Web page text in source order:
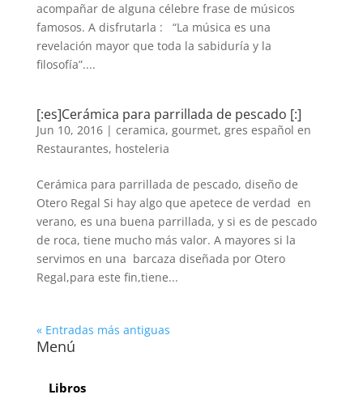
acompañar de alguna célebre frase de músicos
famosos. A disfrutarla : “La música es una
revelación mayor que toda la sabiduría y la
filosofía”....
[:es]Cerámica para parrillada de pescado [:]
Jun 10, 2016| ceramica, gourmet, gres español en
Restaurantes, hosteleria
Cerámica para parrillada de pescado, diseño de
Otero Regal Si hay algo que apetece de verdad en
verano, es una buena parrillada, y si es de pescado
de roca, tiene mucho más valor. A mayores si la
servimos en una barcaza diseñada por Otero
Regal,para este fin,tiene...
« Entradas más antiguas
Menú
Libros